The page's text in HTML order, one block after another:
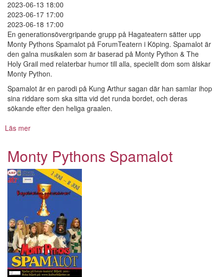
2023-06-13 18:00
2023-06-17 17:00
2023-06-18 17:00
En generationsövergripande grupp på Hagateatern sätter upp
Monty Pythons Spamalot på ForumTeatern i Köping. Spamalot är
den galna musikalen som är baserad på Monty Python & The
Holy Grail med relaterbar humor till alla, speciellt dom som älskar
Monty Python.
Spamalot är en parodi på Kung Arthur sagan där han samlar ihop
sina riddare som ska sitta vid det runda bordet, och deras
sökande efter den heliga graalen.
Läs mer
Spamalot
Monty Pythons Spamalot